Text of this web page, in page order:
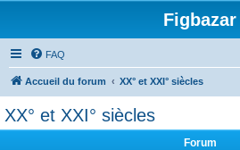
Figbazar
FAQ
Accueil du forum XX° et XXI° siècles
XX° et XXI° siècles
Forum